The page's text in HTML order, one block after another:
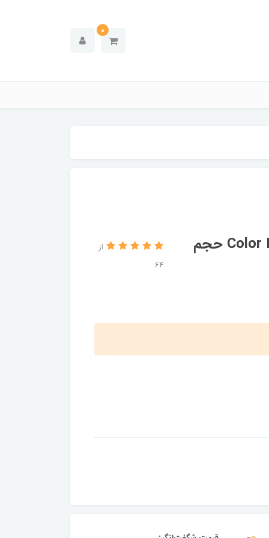
0
لوسیون سولاریوم دووتد مدل Color Me Coco حجم
از
64